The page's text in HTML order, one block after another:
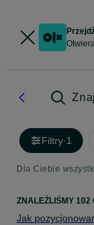
Filtry·1
Dla Ciebie
ZNALEŹLIŚMY 102
Jak